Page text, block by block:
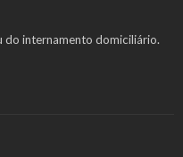
do internamento domiciliário.